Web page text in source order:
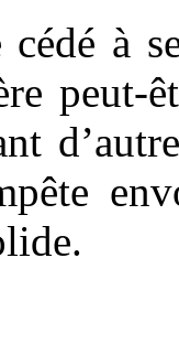
à
peut-